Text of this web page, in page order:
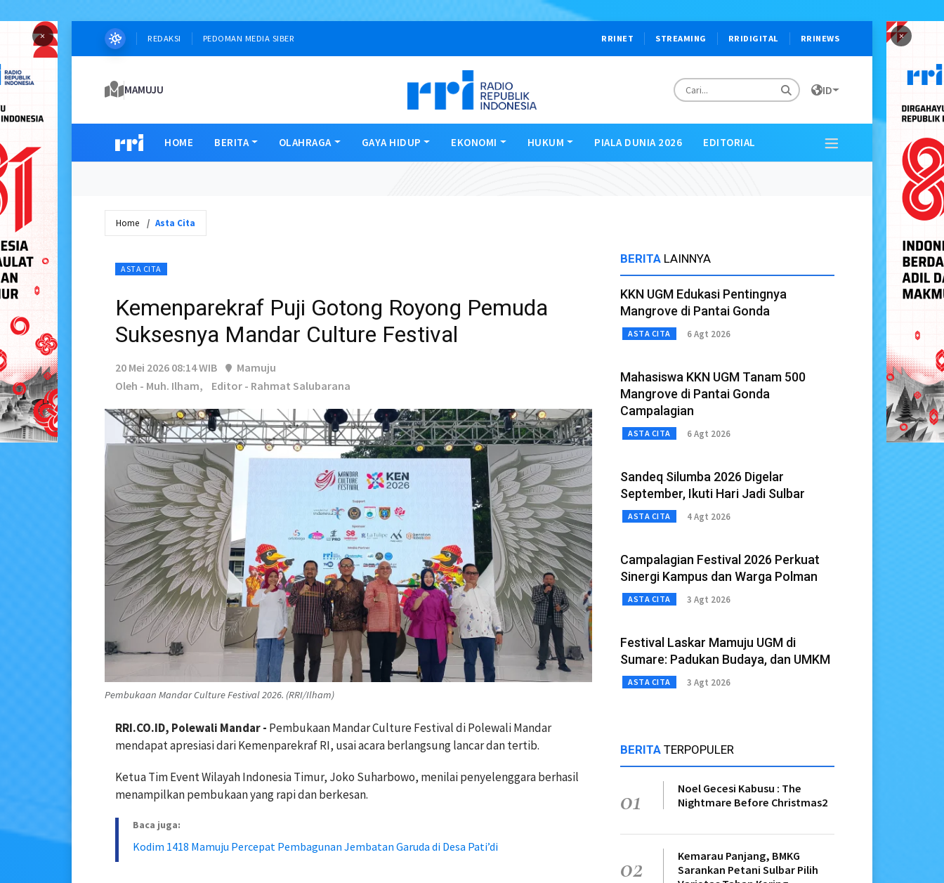
× ×
REDAKSI PEDOMAN MEDIA SIBER RRINET STREAMING RRIDIGITAL RRINEWS
MAMUJU ID
HOME BERITA OLAHRAGA GAYA HIDUP EKONOMI HUKUM PIALA DUNIA 2026 EDITORIAL
Home Asta Cita
ASTA CITA
Kemenparekraf Puji Gotong Royong Pemuda
Suksesnya Mandar Culture Festival
20 Mei 2026 08:14 WIB
Mamuju
Oleh - Muh. Ilham,
Editor - Rahmat Salubarana
Pembukaan Mandar Culture Festival 2026. (RRI/Ilham)
RRI.CO.ID, Polewali Mandar - Pembukaan Mandar Culture Festival di Polewali Mandar
mendapat apresiasi dari Kemenparekraf RI, usai acara berlangsung lancar dan tertib.
Ketua Tim Event Wilayah Indonesia Timur, Joko Suharbowo, menilai penyelenggara berhasil
menampilkan pembukaan yang rapi dan berkesan.
Baca juga:
Kodim 1418 Mamuju Percepat Pembagunan Jembatan Garuda di Desa Pati’di
BERITA LAINNYA
KKN UGM Edukasi Pentingnya
Mangrove di Pantai Gonda
ASTA CITA 6 Agt 2026
Mahasiswa KKN UGM Tanam 500
Mangrove di Pantai Gonda
Campalagian
ASTA CITA 6 Agt 2026
Sandeq Silumba 2026 Digelar
September, Ikuti Hari Jadi Sulbar
ASTA CITA 4 Agt 2026
Campalagian Festival 2026 Perkuat
Sinergi Kampus dan Warga Polman
ASTA CITA 3 Agt 2026
Festival Laskar Mamuju UGM di
Sumare: Padukan Budaya, dan UMKM
ASTA CITA 3 Agt 2026
BERITA TERPOPULER
01
Noel Gecesi Kabusu : The
Nightmare Before Christmas2
02
Kemarau Panjang, BMKG
Sarankan Petani Sulbar Pilih